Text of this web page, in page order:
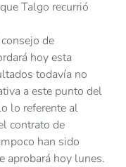
Talgo recurrió
de
hoy esta
todavía no
a este punto del
lo referente al
contrato de
han sido
aprobará hoy lunes.